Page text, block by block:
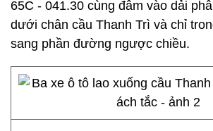
65C - 041.30 cùng đâm vào dải
dưới chân cầu Thanh Trì và chỉ
sang phần đường ngược chiều.